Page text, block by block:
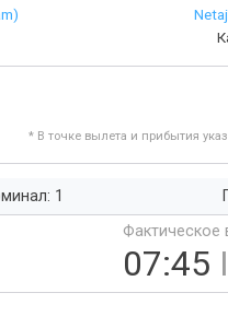
* В точке вылета и прибытия
1
Фактическое
07:45